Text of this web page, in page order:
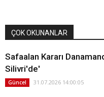
ÇOK OKUNANLAR
Safaalan Kararı
Silivri'de'
Güncel 31.07.2026 14:00:05